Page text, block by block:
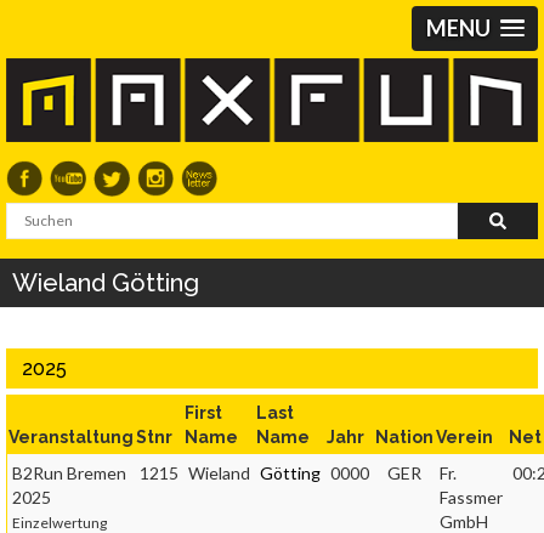
MENU
Wieland Götting
2025
VeranstaltungStnr
First
Name
Last
Name
Jahr NationVerein Net
B2Run Bremen
2025
Einzelwertung
1215 Wieland Götting 0000 GER
Fr.
Fassmer
GmbH